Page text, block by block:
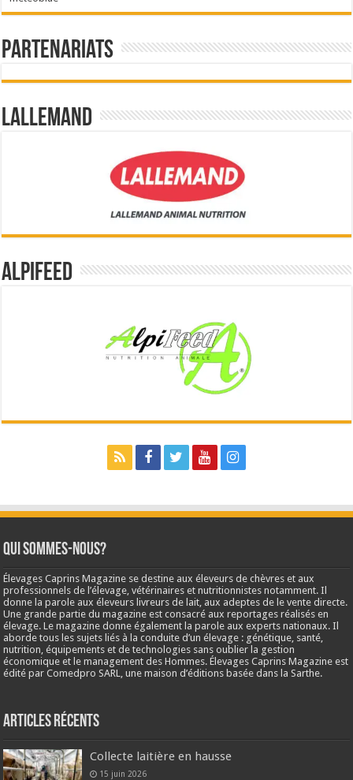
Partenariats
Lallemand
Alpifeed
Qui sommes-nous?
Élevages Caprins Magazine se destine aux éleveurs de chèvres et aux
professionnels de l’élevage, vétérinaires et nutritionnistes notamment. Il
donne la parole aux éleveurs livreurs de lait, aux adeptes de le vente directe.
Une grande partie du magazine est consacré aux reportages réalisés en
élevage. Le magazine donne également la parole aux experts nationaux. Il
aborde tous les sujets liés à la conduite d’un élevage : génétique, santé,
nutrition, équipements et de technologies sans oublier la gestion
économique et le management des Hommes. Élevages Caprins Magazine est
édité par Comedpro SARL, une maison d’éditions basée dans la Sarthe.
Articles récents
Collecte laitière en hausse
15 juin 2026